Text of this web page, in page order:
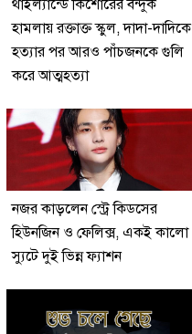
থাইল্যান্ডে কিশোরের বন্দুক
হামলায় রক্তাক্ত স্কুল, দাদা-দাদিকে
হত্যার পর আরও পাঁচজনকে গুলি
করে আত্মহত্যা
নজর কাড়লেন স্ট্রে কিডসের
হিউনজিন ও ফেলিক্স, একই কালো
স্যুটে দুই ভিন্ন ফ্যাশন